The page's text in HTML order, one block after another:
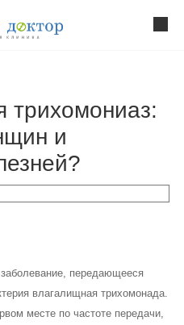
трихомониаз:
и
передающееся
влагалищная трихомонада.
месте по частоте передачи,